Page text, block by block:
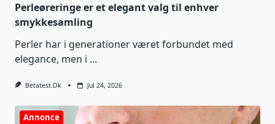
Perleøreringe er et elegant valg til enhver
smykkesamling
Perler har i generationer været forbundet med
elegance, men i ...
Betatest.dk Jul 24, 2026
Annonce